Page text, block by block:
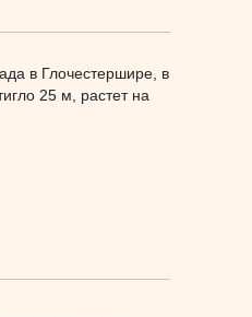
в Глочестершире, в
25 м, растет на